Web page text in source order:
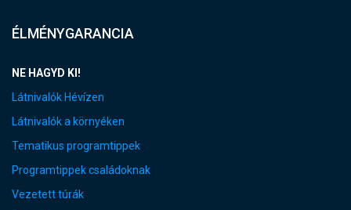
ÉLMÉNYGARANCIA
NE HAGYD KI!
Látnivalók Hévízen
Látnivalók a környéken
Tematikus programtippek
Programtippek családoknak
Vezetett túrák